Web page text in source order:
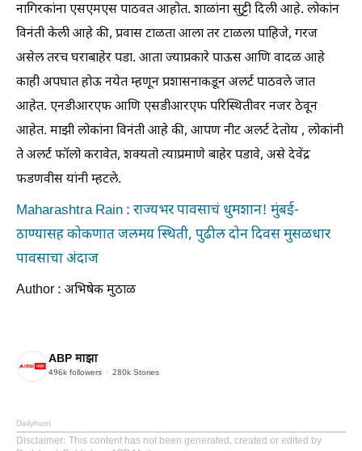
नागिरकांना एसएमएस पाठवत आहोत. शाळांना सुट्टी दिली आहे. लोकांन
विनंती केली आहे की, प्रवास टाळता आला तर टाळला पाहिजे, गरज
असेल तरच घराबाहेर पडा. आता ज्याप्रकारे पाऊस आणि वादळ आहे
काही अपघात होऊ नयेत म्हणून प्रशासनाकडून अलर्ट पाठवले जात
आहेत. एनडीआरएफ आणि एसडीआरएफ परिस्थितीवर नजर ठेवून
आहेत. माझी लोकांना विनंती आहे की, आपण नीट अलर्ट देतोय , लोकांनी
ते अलर्ट फॉलो करावेत, शक्यतो त्याप्रमाणे बाहेर पडावे, असे देवेंद्र
फडणवीस यांनी म्हटले.
Maharashtra Rain : राज्यभर पावसाचं धुमशान! मुंबई-
ठाण्यासह कोकणात जलमय स्थिती, पुढील दोन दिवस मुसळधार
पावसाचा अंदाज
Author : अभिषेक मुठाळ
ABP माझा
496k followers 280k Stories
Dailyhunt
Disclaimer: This content has not been generated, created or edited by